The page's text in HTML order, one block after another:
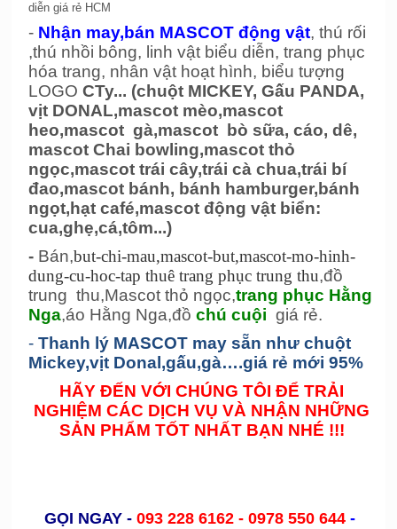
diễn giá rẻ HCM
- Nhận may,bán MASCOT động vật, thú rối
,thú nhồi bông, linh vật biểu diễn, trang phục
hóa trang, nhân vật hoạt hình, biểu tượng
LOGO CTy... (chuột MICKEY, Gấu PANDA,
vịt DONAL,mascot mèo,mascot
heo,mascot gà,mascot bò sữa, cáo, dê,
mascot Chai bowling,mascot thỏ
ngọc,mascot trái cây,trái cà chua,trái bí
đao,mascot bánh, bánh hamburger,bánh
ngọt,hạt café,mascot động vật biển:
cua,ghẹ,cá,tôm...)
- Bán,but-chi-mau,mascot-but,mascot-mo-hinh-
dung-cu-hoc-tap thuê trang phục trung thu,đồ
trung thu,Mascot thỏ ngọc,trang phục Hằng
Nga,áo Hằng Nga,đồ chú cuội giá rẻ.
- Thanh lý MASCOT may sẵn như chuột
Mickey,vịt Donal,gấu,gà….giá rẻ mới 95%
HÃY ĐẾN VỚI CHÚNG TÔI ĐỂ TRẢI
NGHIỆM CÁC DỊCH VỤ VÀ NHẬN NHỮNG
SẢN PHẨM TỐT NHẤT BẠN NHÉ !!!
GỌI NGAY - 093 228 6162 - 0978 550 644-